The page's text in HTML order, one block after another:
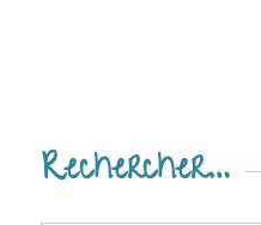
Rechercher…